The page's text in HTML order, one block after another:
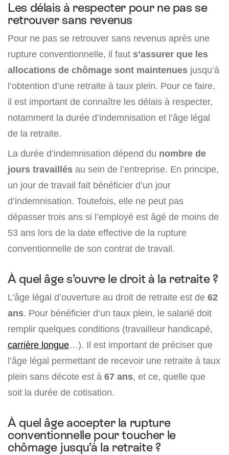
Les délais à respecter pour ne pas se
retrouver sans revenus
Pour ne pas se retrouver sans revenus après une
rupture conventionnelle, il faut s’assurer que les
allocations de chômage sont maintenues jusqu’à
l’obtention d’une retraite à taux plein. Pour ce faire,
il est important de connaître les délais à respecter,
notamment la durée d’indemnisation et l’âge légal
de la retraite.
La durée d’indemnisation dépend du nombre de
jours travaillés au sein de l’entreprise. En principe,
un jour de travail fait bénéficier d’un jour
d’indemnisation. Toutefois, elle ne peut pas
dépasser trois ans si l’employé est âgé de moins de
53 ans lors de la date effective de la rupture
conventionnelle de son contrat de travail.
À quel âge s’ouvre le droit à la retraite ?
L’âge légal d’ouverture au droit de retraite est de 62
ans. Pour bénéficier d’un taux plein, le salarié doit
remplir quelques conditions (travailleur handicapé,
carrière longue…). Il est important de préciser que
l’âge légal permettant de recevoir une retraite à taux
plein sans décote est à 67 ans, et ce, quelle que
soit la durée de cotisation.
À quel âge accepter la rupture
conventionnelle pour toucher le
chômage jusqu’à la retraite ?